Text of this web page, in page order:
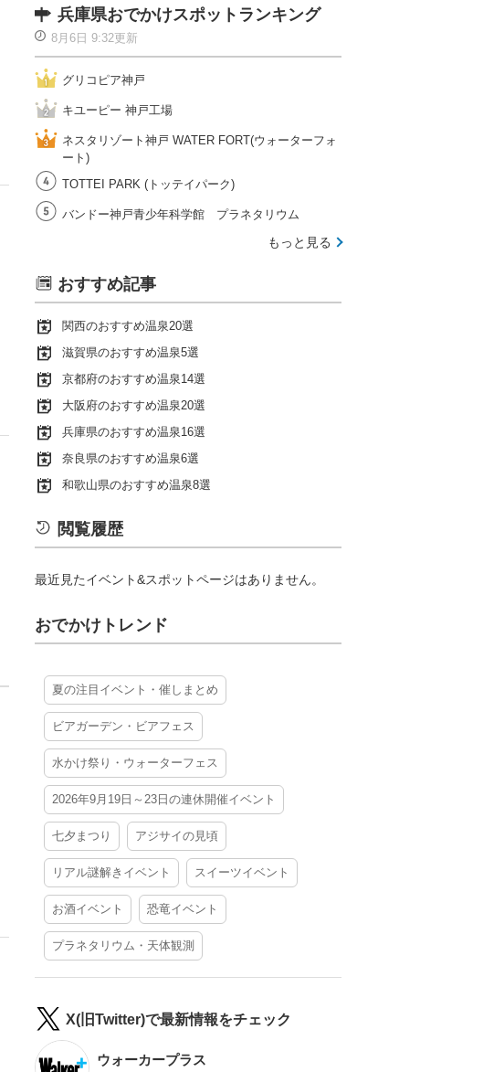
兵庫県おでかけスポットランキング
8月6日 9:32更新
グリコピア神戸
キユーピー 神戸工場
ネスタリゾート神戸 WATER FORT(ウォーターフォ
ート)
TOTTEI PARK (トッテイパーク)
バンドー神戸青少年科学館 プラネタリウム
もっと見る
おすすめ記事
関西のおすすめ温泉20選
滋賀県のおすすめ温泉5選
京都府のおすすめ温泉14選
大阪府のおすすめ温泉20選
兵庫県のおすすめ温泉16選
奈良県のおすすめ温泉6選
和歌山県のおすすめ温泉8選
閲覧履歴
最近見たイベント&スポットページはありません。
おでかけトレンド
夏の注目イベント・催しまとめ
ビアガーデン・ビアフェス
水かけ祭り・ウォーターフェス
2026年9月19日～23日の連休開催イベント
七夕まつり アジサイの見頃
リアル謎解きイベント スイーツイベント
お酒イベント 恐竜イベント
プラネタリウム・天体観測
X(旧Twitter)で最新情報をチェック
ウォーカープラス